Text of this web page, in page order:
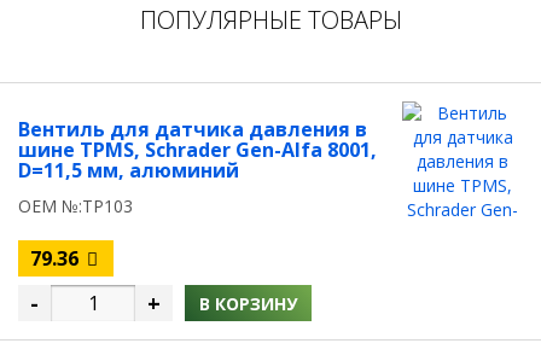
ПОПУЛЯРНЫЕ ТОВАРЫ
Вентиль для датчика давления в
шине TPMS, Schrader Gen-Alfa 8001,
D=11,5 мм, алюминий
OEM №:TP103
79.36
- + В КОРЗИНУ